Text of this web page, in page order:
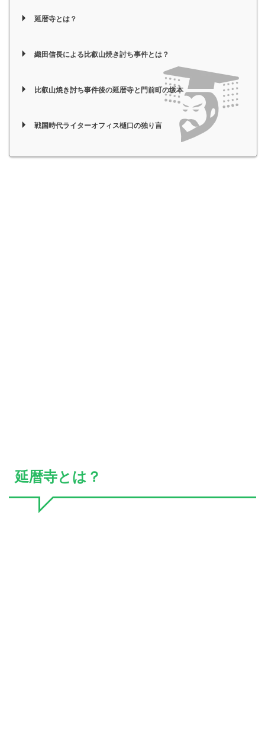
延暦寺とは？
織田信長による比叡山焼き討ち事件とは？
比叡山焼き討ち事件後の延暦寺と門前町の坂本
戦国時代ライターオフィス樋口の独り言
延暦寺とは？